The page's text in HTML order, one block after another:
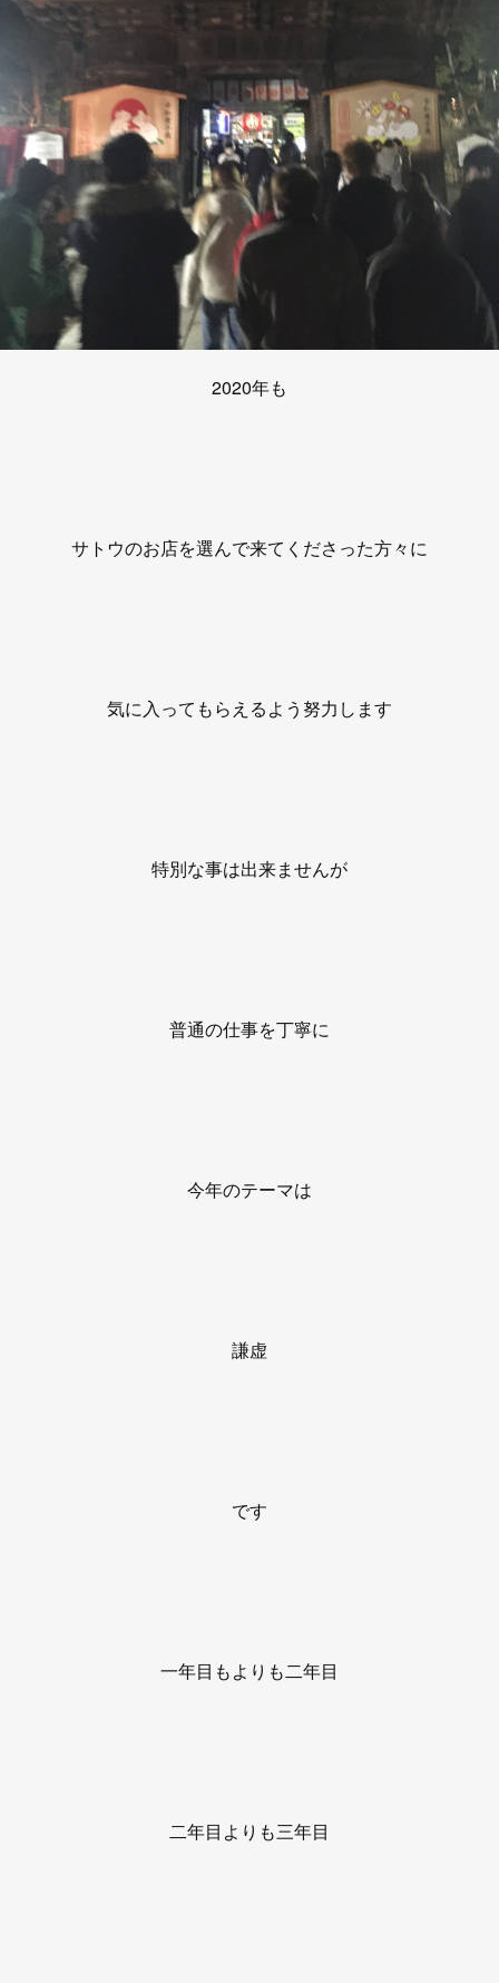
2020年も
サトウのお店を選んで来てくださった方々に
気に入ってもらえるよう努力します
特別な事は出来ませんが
普通の仕事を丁寧に
今年のテーマは
謙虚
です
一年目もよりも二年目
二年目よりも三年目